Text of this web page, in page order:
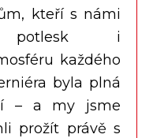
kteří s námi
potlesk i
každého
byla plná
– a my jsme
prožít právě s